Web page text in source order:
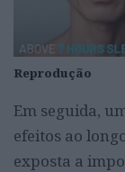
Reprodução
Em seguida,
efeitos ao
exposta a